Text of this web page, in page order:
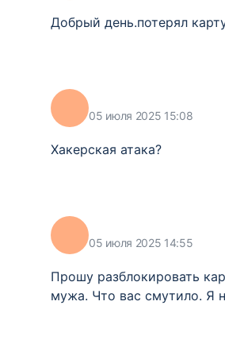
Добрый день.потерял
05 июля 2025 15:08
Хакерская атака?
05 июля 2025 14:55
Прошу разблокировать
мужа. Что вас смутило. Я